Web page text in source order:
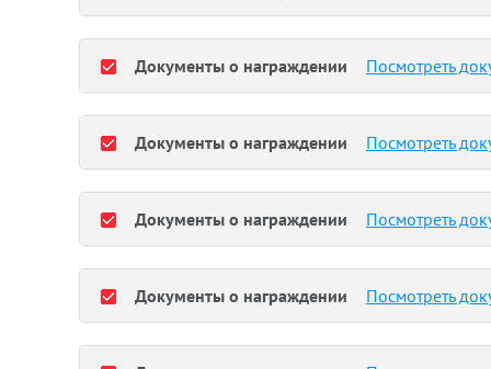
Документы о награждении Посмотреть
Документы о награждении Посмотреть
Документы о награждении Посмотреть
Документы о награждении Посмотреть